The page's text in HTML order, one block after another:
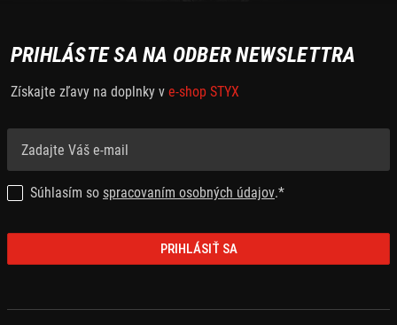
PRIHLÁSTE SA NA ODBER NEWSLETTRA
Získajte zľavy na doplnky v e-shop STYX
Súhlasím so spracovaním osobných údajov.*
PRIHLÁSIŤ SA